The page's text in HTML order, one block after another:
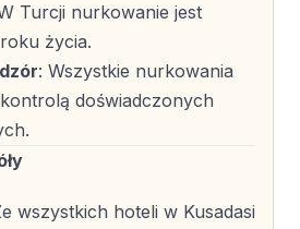
do 6 Met­rów
się na głębokości do 6
dla początkujących, a
atrakcyjny dla bardziej
Świata
Turcji nurkowanie jest
życia.
: Wszystkie nurkowania
doświadczonych
wszystkich hoteli w Kusadasi